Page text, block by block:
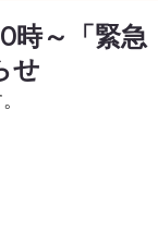
時～「緊急
せ